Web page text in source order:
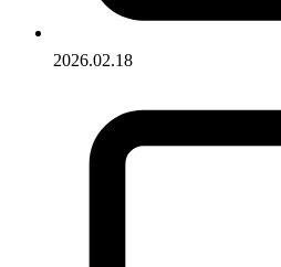
2026.02.18